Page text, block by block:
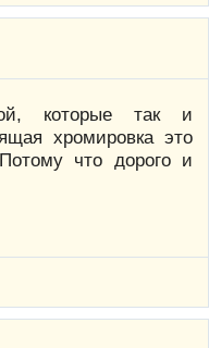
которые так и
хромировка это
что дорого и